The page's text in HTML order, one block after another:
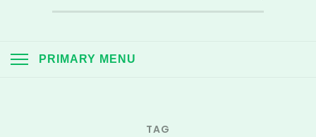
untuk:
PRIMARY MENU
TAG